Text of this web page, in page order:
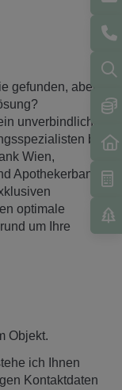
gefunden, aber
unverbindliches
bei
Wien,
Apothekerbank
optimale
um Ihre
Objekt.
ich Ihnen
Kontaktdaten